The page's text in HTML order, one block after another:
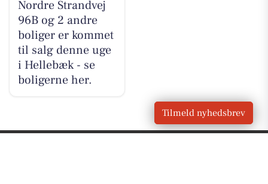
Nordre Strandvej
96B og 2 andre
boliger er kommet
til salg denne uge
i Hellebæk - se
boligerne her.
Tilmeld nyhedsbrev